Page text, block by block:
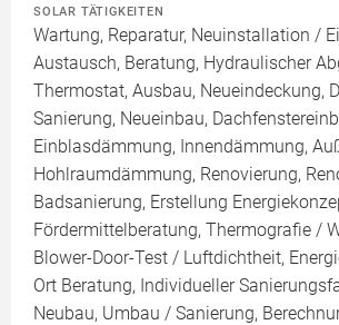
SOLAR TÄTIGKEITEN
Wartung, Reparatur, Neuinstallation /
Austausch, Beratung, Hydraulischer
Thermostat, Ausbau, Neueindeckung,
Sanierung, Neueinbau,
Einblasdämmung, Innendämmung,
Hohlraumdämmung, Renovierung,
Badsanierung, Erstellung
Fördermittelberatung, Thermografie /
Blower-Door-Test / Luftdichtheit,
Ort Beratung, Individueller
Neubau, Umbau / Sanierung,